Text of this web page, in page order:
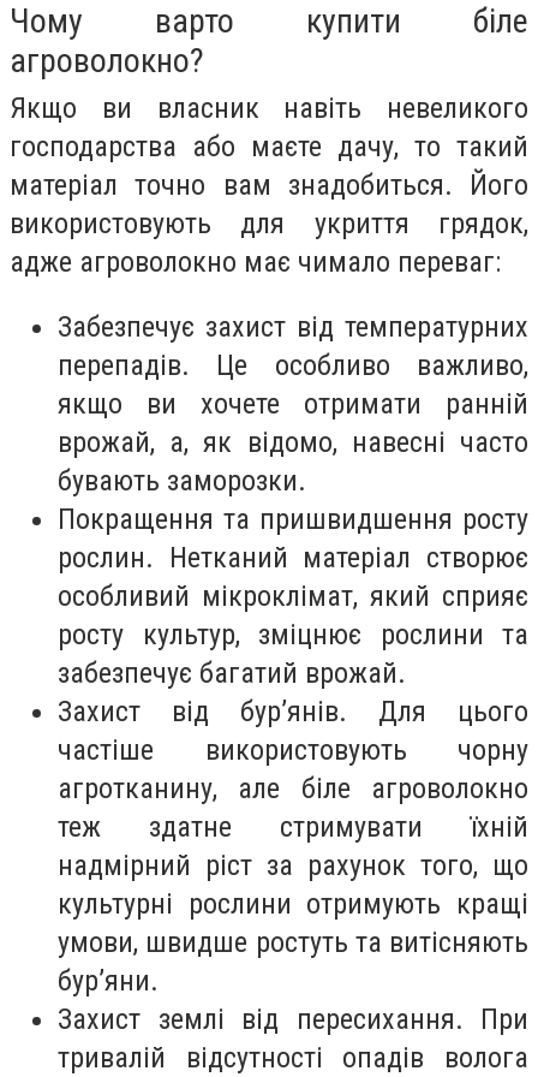
Чому варто купити біле
агроволокно?
Якщо ви власник навіть невеликого
господарства або маєте дачу, то такий
матеріал точно вам знадобиться. Його
використовують для укриття грядок,
адже агроволокно має чимало переваг:
Забезпечує захист від температурних
перепадів. Це особливо важливо,
якщо ви хочете отримати ранній
врожай, а, як відомо, навесні часто
бувають заморозки.
Покращення та пришвидшення росту
рослин. Нетканий матеріал створює
особливий мікроклімат, який сприяє
росту культур, зміцнює рослини та
забезпечує багатий врожай.
Захист від бурʼянів. Для цього
частіше використовують чорну
агротканину, але біле агроволокно
теж здатне стримувати їхній
надмірний ріст за рахунок того, що
культурні рослини отримують кращі
умови, швидше ростуть та витісняють
бурʼяни.
Захист землі від пересихання. При
тривалій відсутності опадів волога